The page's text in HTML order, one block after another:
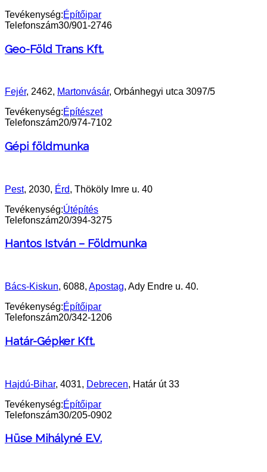
Tevékenység:Építőipar
Telefonszám30/901-2746
Geo-Föld Trans Kft.
Fejér, 2462, Martonvásár, Orbánhegyi utca 3097/5
Tevékenység:Építészet
Telefonszám20/974-7102
Gépi földmunka
Pest, 2030, Érd, Thököly Imre u. 40
Tevékenység:Útépítés
Telefonszám20/394-3275
Hantos István – Földmunka
Bács-Kiskun, 6088, Apostag, Ady Endre u. 40.
Tevékenység:Építőipar
Telefonszám20/342-1206
Határ-Gépker Kft.
Hajdú-Bihar, 4031, Debrecen, Határ út 33
Tevékenység:Építőipar
Telefonszám30/205-0902
Hüse Mihályné E.V.